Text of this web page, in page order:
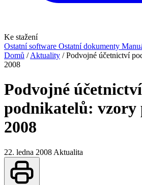
Ke stažení
Ostatní software Ostatní dokumenty
Domů / Aktuality / Podvojné účetnictví
2008
Podvojné účetnictví
podnikatelů: vzory
2008
22. ledna 2008 Aktualita